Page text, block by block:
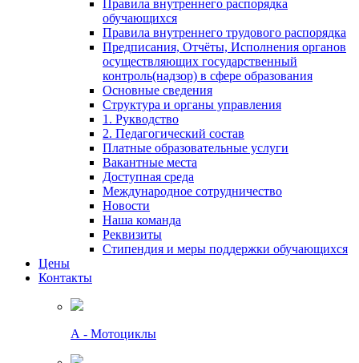
Правила внутреннего распорядка
обучающихся
Правила внутреннего трудового распорядка
Предписания, Отчёты, Исполнения органов
осуществляющих государственный
контроль(надзор) в сфере образования
Основные сведения
Структура и органы управления
1. Рукводство
2. Педагогический состав
Платные образовательные услуги
Вакантные места
Доступная среда
Международное сотрудничество
Новости
Наша команда
Реквизиты
Стипендия и меры поддержки обучающихся
Цены
Контакты
А - Мотоциклы